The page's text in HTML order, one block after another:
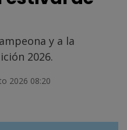
y a la
2026.
2026 08:20